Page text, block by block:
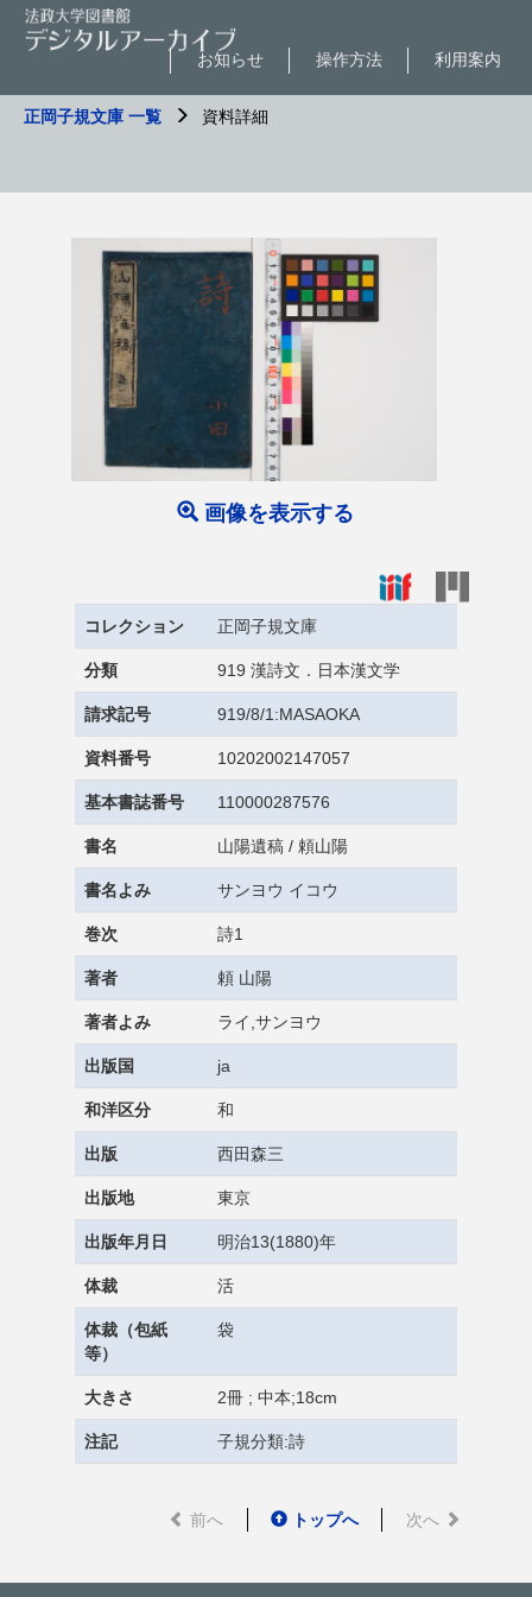
利用案内
操作方法
お知らせ
正岡子規文庫 一覧 資料詳細
画像を表示する
コレクション 正岡子規文庫
分類 919 漢詩文．日本漢文学
請求記号 919/8/1:MASAOKA
資料番号 10202002147057
基本書誌番号 110000287576
書名 山陽遺稿 / 頼山陽
書名よみ サンヨウ イコウ
巻次 詩1
著者 頼 山陽
著者よみ ライ,サンヨウ
出版国 ja
和洋区分 和
出版 西田森三
出版地 東京
出版年月日 明治13(1880)年
体裁 活
体裁（包紙
等）
袋
大きさ 2冊 ; 中本;18cm
注記 子規分類:詩
前へ トップへ 次へ